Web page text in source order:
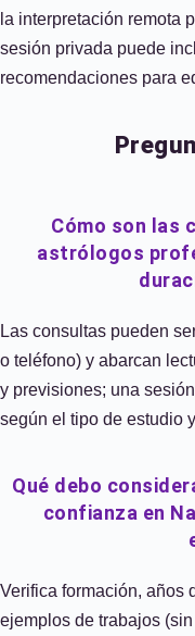
la interpretación remota
sesión privada puede
recomendaciones para
Cómo son las
astrólogos
Las consultas pueden
o teléfono) y abarcan
y previsiones; una
según el tipo de estudio
Qué debo
confianza en
Verifica formación, años
ejemplos de trabajos